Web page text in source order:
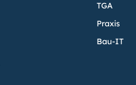
TGA
Praxis
Bau-IT